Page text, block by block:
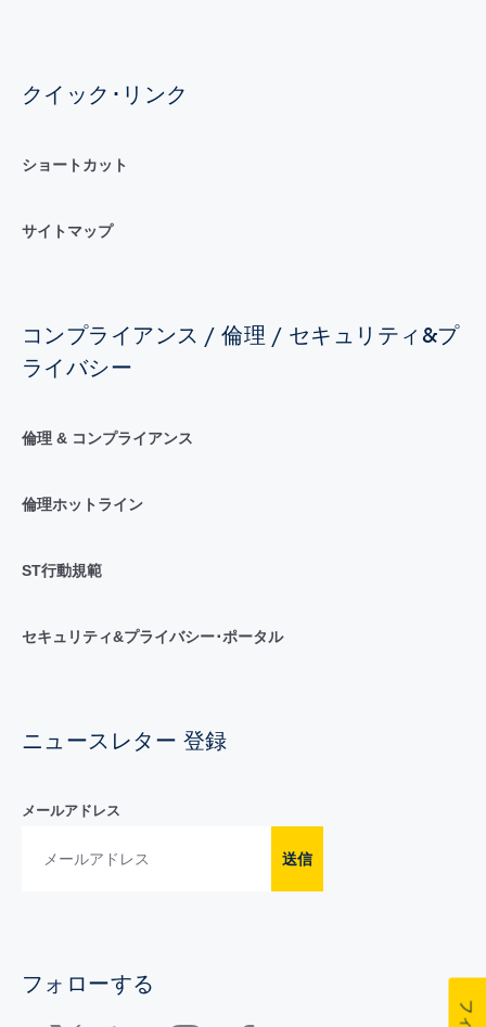
クイック･リンク
ショートカット
サイトマップ
コンプライアンス / 倫理 / セキュリティ&プ
ライバシー
倫理 & コンプライアンス
倫理ホットライン
ST行動規範
セキュリティ&プライバシー･ポータル
ニュースレター 登録
メールアドレス
送信
フォローする